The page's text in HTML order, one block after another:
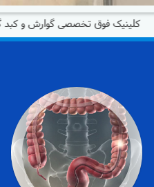
فوق تخصصی گوارش و کبد